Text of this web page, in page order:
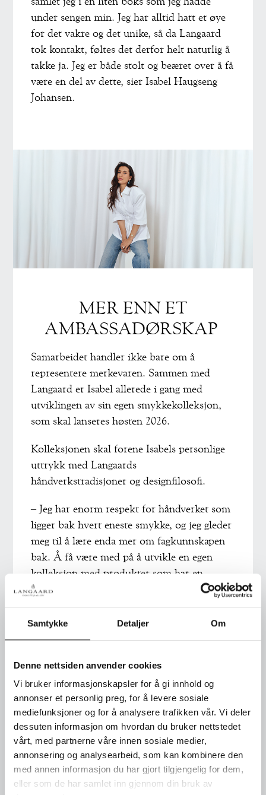
Samtykke Detaljer Om
Denne nettsiden anvender cookies
Vi bruker informasjonskapsler for å gi innhold og
annonser et personlig preg, for å levere sosiale
mediefunksjoner og for å analysere trafikken vår. Vi deler
dessuten informasjon om hvordan du bruker nettstedet
vårt, med partnerne våre innen sosiale medier,
annonsering og analysearbeid, som kan kombinere den
med annen informasjon du har gjort tilgjengelig for dem,
eller som de har samlet inn gjennom din bruk av
under sengen min. Jeg har alltid hatt et øye
for det vakre og det unike, så da Langaard
tok kontakt, føltes det derfor helt naturlig å
takke ja. Jeg er både stolt og beæret over å få
være en del av dette, sier Isabel Haugseng
Johansen.
MER ENN ET
AMBASSADØRSKAP
Samarbeidet handler ikke bare om å
representere merkevaren. Sammen med
Langaard er Isabel allerede i gang med
utviklingen av sin egen smykkekolleksjon,
som skal lanseres høsten 2026.
Kolleksjonen skal forene Isabels personlige
uttrykk med Langaards
håndverkstradisjoner og designfilosofi.
– Jeg har enorm respekt for håndverket som
ligger bak hvert eneste smykke, og jeg gleder
meg til å lære enda mer om fagkunnskapen
bak. Å få være med på å utvikle en egen
kolleksjon med produkter som har en
historie og mening er utrolig inspirerende,
og jeg gleder meg enormt til å dele resultatet
til høsten, sier hun.
For Langaard var det nettopp Isabels interesse
for smykker, hennes kvalitetsbevissthet og
personlige stil som gjorde henne til et naturlig
valg.
– For oss representerer Isabel alt det vi